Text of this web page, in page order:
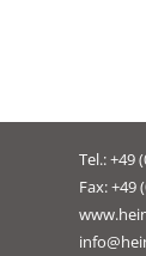
Tel.: +49
Fax: +49